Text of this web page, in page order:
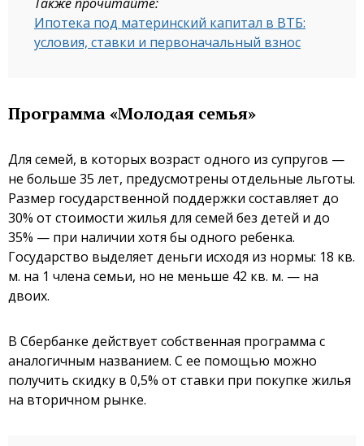
Ипотека под материнский капитал в ВТБ:
условия, ставки и первоначальный взнос
Программа «Молодая семья»
Для семей, в которых возраст одного из супругов —
не больше 35 лет, предусмотрены отдельные льготы.
Размер государственной поддержки составляет до
30% от стоимости жилья для семей без детей и до
35% — при наличии хотя бы одного ребенка.
Государство выделяет деньги исходя из нормы: 18 кв.
м. на 1 члена семьи, но не меньше 42 кв. м. — на
двоих.
В Сбербанке действует собственная программа с
аналогичным названием. С ее помощью можно
получить скидку в 0,5% от ставки при покупке жилья
на вторичном рынке.